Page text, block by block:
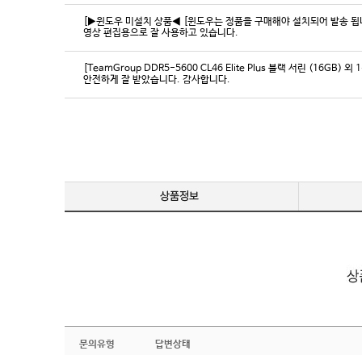
[▶윈도우 미설치 상품◀ [윈도우는 정품을 구매해야 설치되어 발송
영상 편집용으로 잘 사용하고 있습니다.
[TeamGroup DDR5-5600 CL46 Elite Plus 블랙 서린 (16GB) 외
안전하게 잘 받았습니다. 감사합니다.
문의유형 답변상태